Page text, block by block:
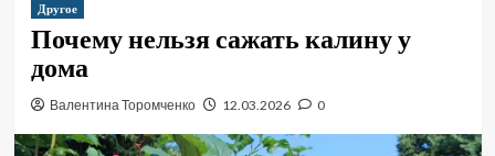
Другое
Почему нельзя сажать калину у
дома
Валентина Торомченко 12.03.2026 0